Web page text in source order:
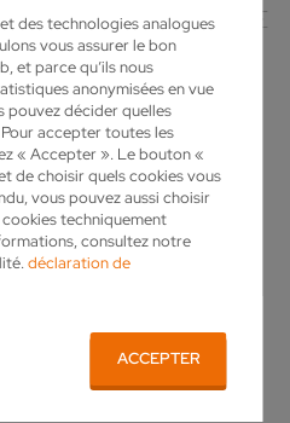
des technologies analogues
vous assurer le bon
et parce qu’ils nous
anonymisées en vue
pouvez décider quelles
accepter toutes les
« Accepter ». Le bouton «
de choisir quels cookies vous
vous pouvez aussi choisir
techniquement
consultez notre
déclaration de
ACCEPTER
CARBURE